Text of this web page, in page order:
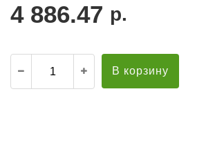
4 886.47 р.
В корзину